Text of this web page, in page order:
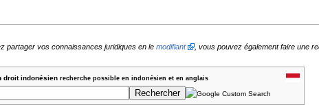
partager vos connaissances juridiques en le modifiant , vous pouvez également faire une
droit indonésien recherche possible en indonésien et en anglais